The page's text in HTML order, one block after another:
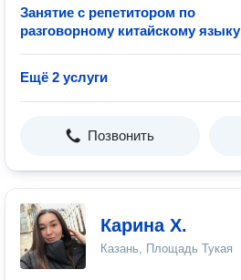
Занятие с репетитором по
разговорному китайскому языку
Ещё 2 услуги
Позвонить
Карина Х.
Казань, Площадь Тукая